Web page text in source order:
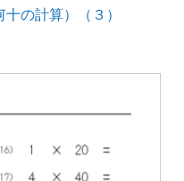
の計算）（３）